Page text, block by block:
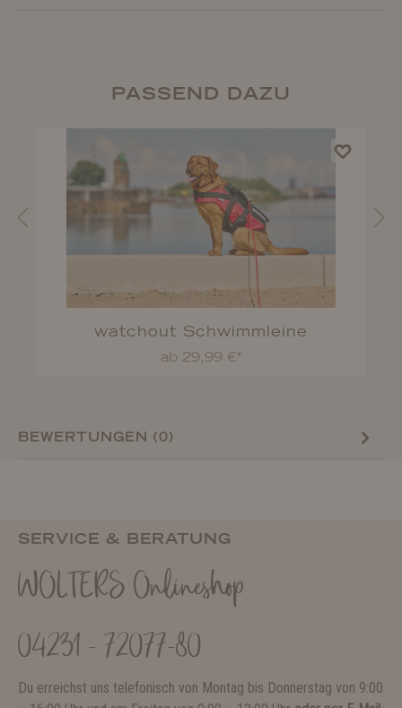
PASSEND DAZU
watchout Schwimmleine
ab 29,99 €*
BEWERTUNGEN (0)
SERVICE & BERATUNG
WOLTERS Onlineshop
04231 - 72077-80
Du erreichst uns telefonisch von Montag bis Donnerstag von 9:00